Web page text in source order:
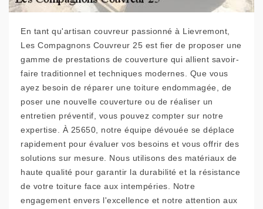
En tant qu'artisan couvreur passionné à Lievremont,
Les Compagnons Couvreur 25 est fier de proposer une
gamme de prestations de couverture qui allient savoir-
faire traditionnel et techniques modernes. Que vous
ayez besoin de réparer une toiture endommagée, de
poser une nouvelle couverture ou de réaliser un
entretien préventif, vous pouvez compter sur notre
expertise. À 25650, notre équipe dévouée se déplace
rapidement pour évaluer vos besoins et vous offrir des
solutions sur mesure. Nous utilisons des matériaux de
haute qualité pour garantir la durabilité et la résistance
de votre toiture face aux intempéries. Notre
engagement envers l'excellence et notre attention aux